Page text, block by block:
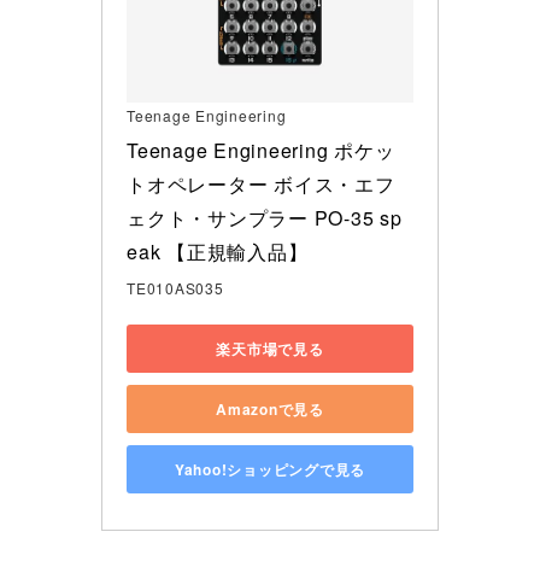
Teenage Engineering
Teenage Engineering ポケッ
トオペレーター ボイス・エフ
ェクト・サンプラー PO-35 sp
eak 【正規輸入品】
TE010AS035
楽天市場で見る
Amazonで見る
Yahoo!ショッピングで見る